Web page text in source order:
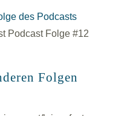
des Podcasts
Podcast Folge #12
Folgen